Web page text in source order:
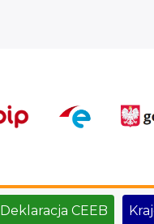
Deklaracja CEEB